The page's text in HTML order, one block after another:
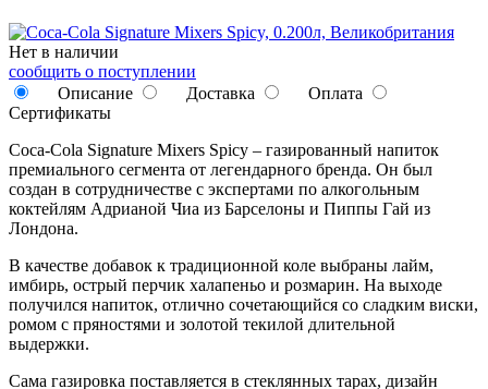
Нет в наличии
сообщить о поступлении
Описание
Доставка
Оплата
Сертификаты
Coca-Cola Signature Mixers Spicy – газированный напиток
премиального сегмента от легендарного бренда. Он был
создан в сотрудничестве с экспертами по алкогольным
коктейлям Адрианой Чиа из Барселоны и Пиппы Гай из
Лондона.
В качестве добавок к традиционной коле выбраны лайм,
имбирь, острый перчик халапеньо и розмарин. На выходе
получился напиток, отлично сочетающийся со сладким виски,
ромом с пряностями и золотой текилой длительной
выдержки.
Сама газировка поставляется в стеклянных тарах, дизайн